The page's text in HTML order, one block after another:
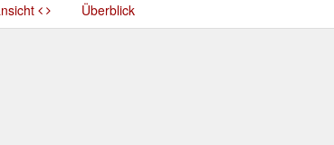
Überblick